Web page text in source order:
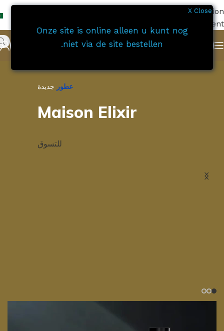
Skip to navigation
Skip to main content
عطور جديدة
Maison Elixir
للتسوق
X Close
Onze site is online alleen u kunt nog
niet via de site bestellen.